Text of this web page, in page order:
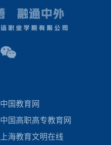
中国教育网
中国高职高专教育网
上海教育文明在线